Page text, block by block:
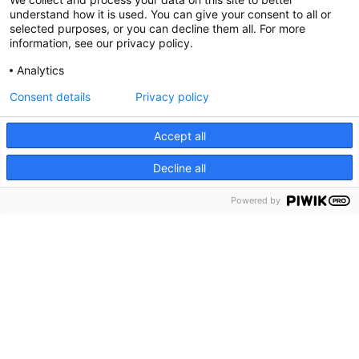
menu
Menu
understand how it is used. You can give your consent to all or
selected purposes, or you can decline them all. For more
information, see our privacy policy.
Analytics
Accept all
Decline all
Consent details Privacy policy
Powered by